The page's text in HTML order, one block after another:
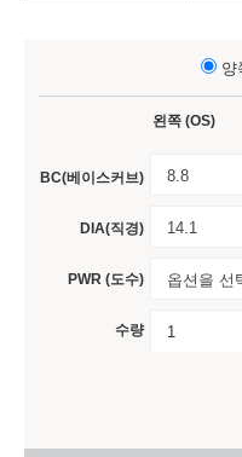
양
BC(베이스커브)
DIA(직경)
PWR (도수)
수량
왼쪽 (OS)
8.8
14.1
옵션을 선